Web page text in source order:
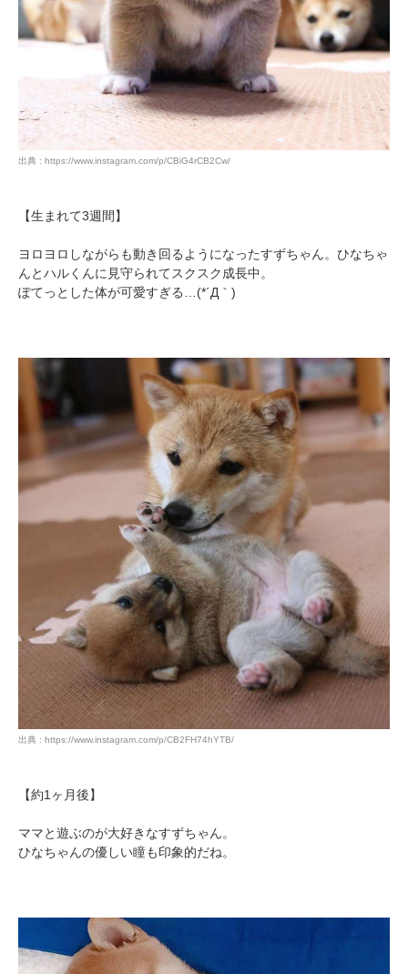
出典 : https://www.instagram.com/p/CBiG4rCB2Cw/
【生まれて3週間】
ヨロヨロしながらも動き回るようになったすずちゃん。ひなちゃ
んとハルくんに見守られてスクスク成長中。
ぽてっとした体が可愛すぎる…(*´Д｀)
出典 : https://www.instagram.com/p/CB2FH74hYTB/
【約1ヶ月後】
ママと遊ぶのが大好きなすずちゃん。
ひなちゃんの優しい瞳も印象的だね。